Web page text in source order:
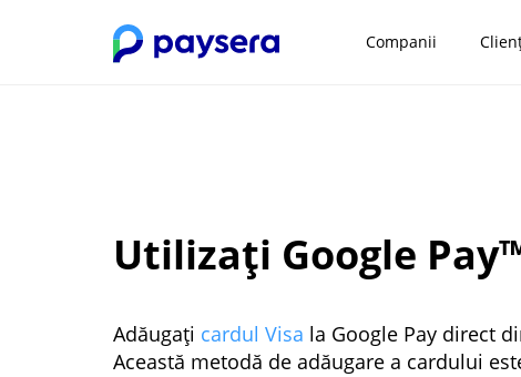
Companii
Utilizați Google
Adăugați cardul Visa la Google Pay direct
Această metodă de adăugare a cardului